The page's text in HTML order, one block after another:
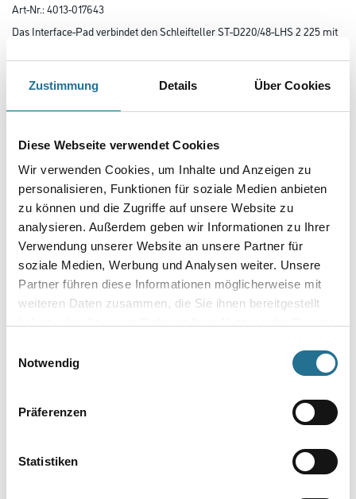
Zustimmung Details Über Cookies
Diese Webseite verwendet Cookies
Wir verwenden Cookies, um Inhalte und Anzeigen zu
personalisieren, Funktionen für soziale Medien anbieten
zu können und die Zugriffe auf unsere Website zu
analysieren. Außerdem geben wir Informationen zu Ihrer
Verwendung unserer Website an unsere Partner für
soziale Medien, Werbung und Analysen weiter. Unsere
Partner führen diese Informationen möglicherweise mit
weiteren Daten zusammen, die Sie ihnen bereitgestellt
Notwendig
Präferenzen
Statistiken
Art-Nr.:4013-017643
Das Interface-Pad verbindet den Schleifteller ST-D220/48-LHS 2 225 mit
Schleifergebnisse mit dem Langhalsschleifer PLANEX LHS 2 225 EQ (I).
Zwingend notwendig in Kombination mit dem Schleifteller ST-D220/48-
beiliegender Kunststoffschrauben. Einfaches Eindrehen der Schrauben
Schraubendreher notwendig). Stickfix-Klettoberfläche für
Langhalsschleifer PLANEX LHS 2 225 EQ(I).
Durchmesser in millimeter
Umrechnungsfaktoren